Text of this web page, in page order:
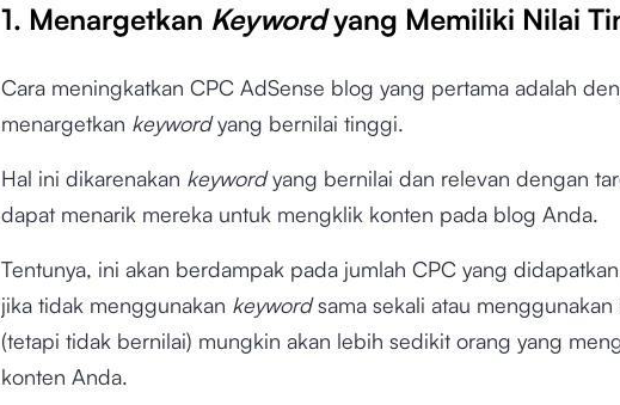
1. Menargetkan Keywordyang Memiliki Nilai
Cara meningkatkan CPC AdSense blog yang pertama adalah
menargetkan keywordyang bernilai tinggi.
Hal ini dikarenakan keywordyang bernilai dan relevan dengan
dapat menarik mereka untuk mengklik konten pada blog Anda.
Tentunya, ini akan berdampak pada jumlah CPC yang
jika tidak menggunakan keywordsama sekali atau
(tetapi tidak bernilai) mungkin akan lebih sedikit orang yang
konten Anda.